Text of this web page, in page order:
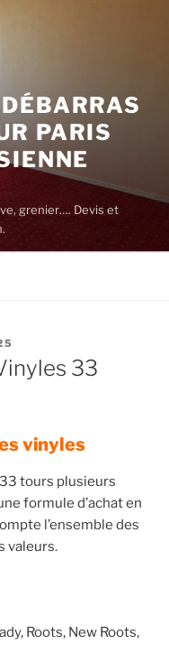
PARIS
grenier…. Devis et
33
vinyles
tours plusieurs
formule d’achat en
l’ensemble des
valeurs.
Roots, New Roots,